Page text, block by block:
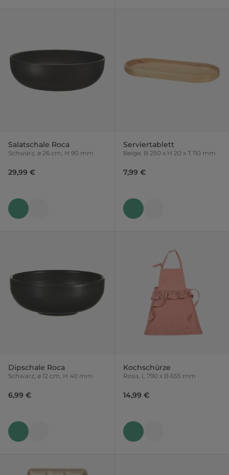
Salatschale Roca
Schwarz, ⌀ 26 cm, H 90 mm
29,99 €
Serviertablett
Beige, B 250 x H 20 x T 110 mm
7,99 €
Dipschale Roca
Schwarz, ⌀ 12 cm, H 40 mm
6,99 €
Kochschürze
Rosa, L 790 x B 655 mm
14,99 €